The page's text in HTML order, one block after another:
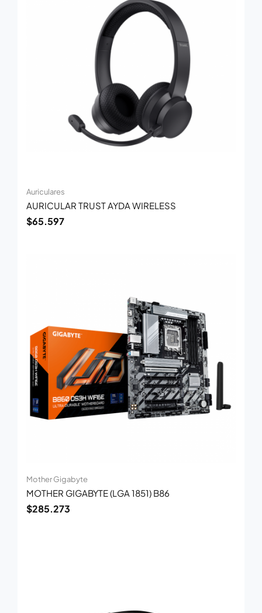
Auriculares
AURICULAR TRUST AYDA WIRELESS
$65.597
Mother Gigabyte
MOTHER GIGABYTE (LGA 1851) B86
$285.273